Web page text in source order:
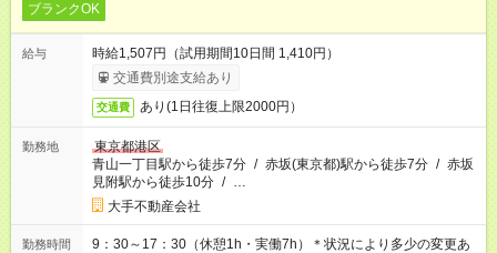
ブランクOK
給与
時給1,507円（試用期間10日間 1,410円）
交通費別途支給あり
交通費 あり(1日往復上限2000円）
勤務地
東京都港区
青山一丁目駅から徒歩7分 / 赤坂(東京都)駅から徒歩7分 / 赤坂
見附駅から徒歩10分 / …
大手不動産会社
勤務時間
9：30～17：30（休憩1h・実働7h）＊状況により多少の変更あ